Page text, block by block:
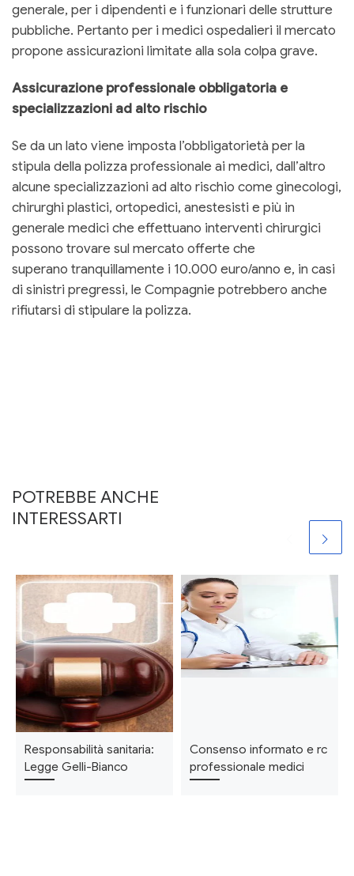
generale, per i dipendenti e i funzionari delle strutture
pubbliche. Pertanto per i medici ospedalieri il mercato
propone assicurazioni limitate alla sola colpa grave.
Assicurazione professionale obbligatoria e
specializzazioni ad alto rischio
Se da un lato viene imposta l’obbligatorietà per la
stipula della polizza professionale ai medici, dall’altro
alcune specializzazioni ad alto rischio come ginecologi,
chirurghi plastici, ortopedici, anestesisti e più in
generale medici che effettuano interventi chirurgici
possono trovare sul mercato offerte che
superano tranquillamente i 10.000 euro/anno e, in casi
di sinistri pregressi, le Compagnie potrebbero anche
rifiutarsi di stipulare la polizza.
POTREBBE ANCHE
INTERESSARTI
Responsabilità sanitaria:
Legge Gelli-Bianco
Consenso informato e rc
professionale medici